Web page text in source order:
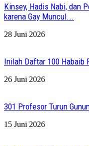
Kinsey, Hadis Nabi, dan
karena Gay Muncul...
28 Juni 2026
Inilah Daftar 100 Habaib
26 Juni 2026
301 Profesor Turun
15 Juni 2026